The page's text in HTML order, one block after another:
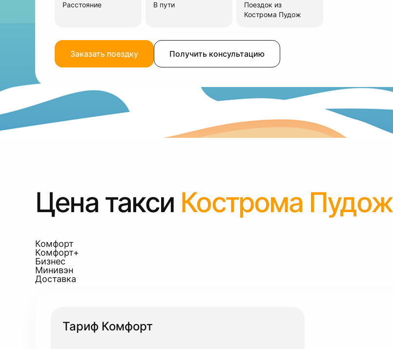
Расстояние В пути
Поездок из
Кострома Пудож
Заказать поездку Получить консультацию
Цена такси Кострома Пудож
Комфорт
Комфорт+
Бизнес
Минивэн
Доставка
Тариф Комфорт